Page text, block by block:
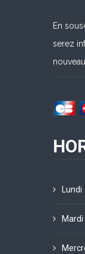
En
serez
Lundi
Mardi